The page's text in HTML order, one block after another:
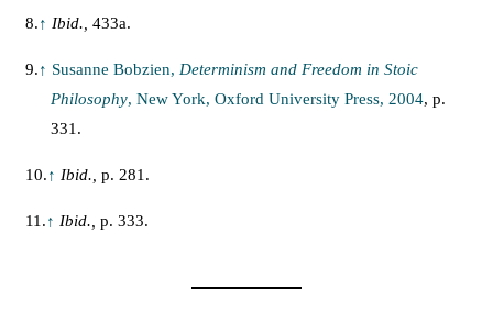
8.↑ Ibid., 433a.
9.↑ Susanne Bobzien, Determinism and Freedom in Stoic
Philosophy, New York, Oxford University Press, 2004, p.
331.
10.↑ Ibid., p. 281.
11.↑ Ibid., p. 333.